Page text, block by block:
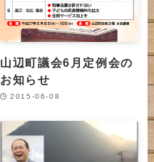
山辺町議会6月定例会の
お知らせ
2015-06-08